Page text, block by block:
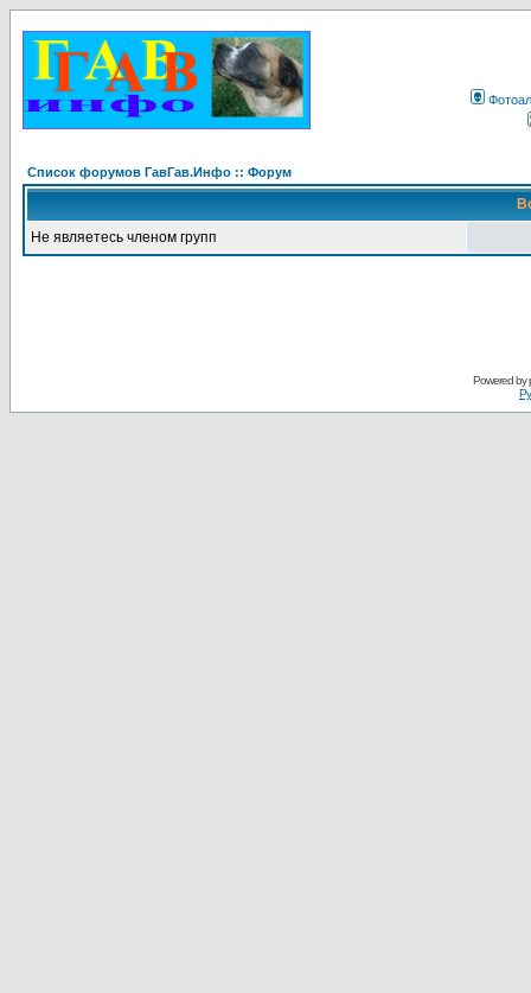
Список форумов ГавГав.Инфо :: Форум
Не являетесь членом групп
Powered by